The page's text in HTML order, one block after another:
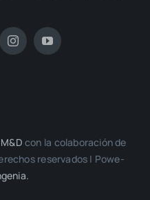
con la cola­bo­ra­ción de
reser­va­dos | Powe­